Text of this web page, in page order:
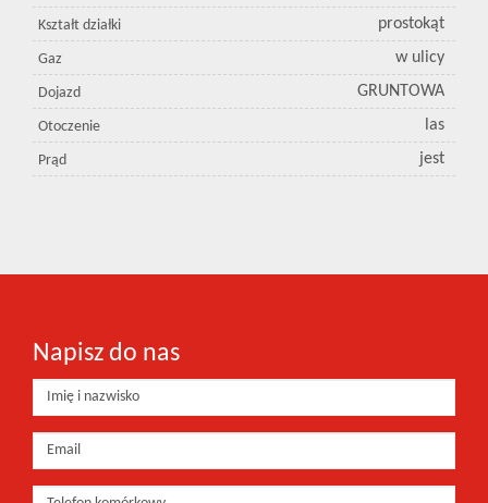
Kształt działki prostokąt
Gaz w ulicy
Dojazd GRUNTOWA
Otoczenie las
Prąd jest
Napisz do nas